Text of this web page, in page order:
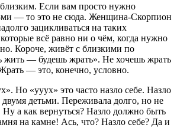
Если вам просто нужно
— то это не сюда. Женщина-Скорпион
зацикливаться на таких
всё равно ни о чём, когда нужно
Короче, живёт с близкими по
жить — будешь жрать». Не хочешь жрать
— это, конечно, условно.
Но «ууух» это часто назло себе. Назло
детьми. Переживала долго, но не
Ну а как вернуться? Назло должно быть
на камне! Ась, что? Назло себе? Да и